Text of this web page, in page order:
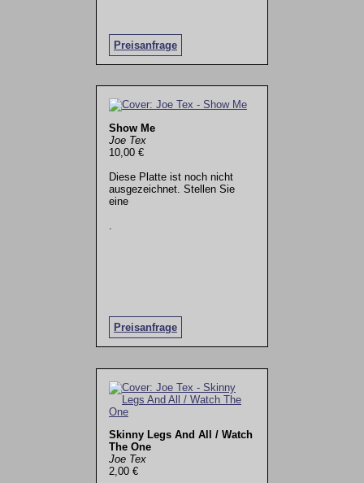
Preisanfrage
Show Me
Joe Tex
10,00 €
Diese Platte ist noch nicht
ausgezeichnet. Stellen Sie
eine
Preisanfrage
Skinny Legs And All / Watch
The One
Joe Tex
2,00 €